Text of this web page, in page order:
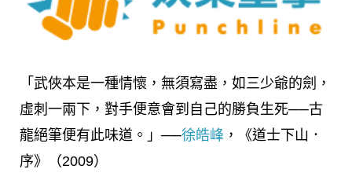
「武俠本是一種情懷，無須寫盡，如三少爺的劍，
虛刺一兩下，對手便意會到自己的勝負生死──古
龍絕筆便有此味道。」──徐皓峰 ，《道士下山．
序》（2009）